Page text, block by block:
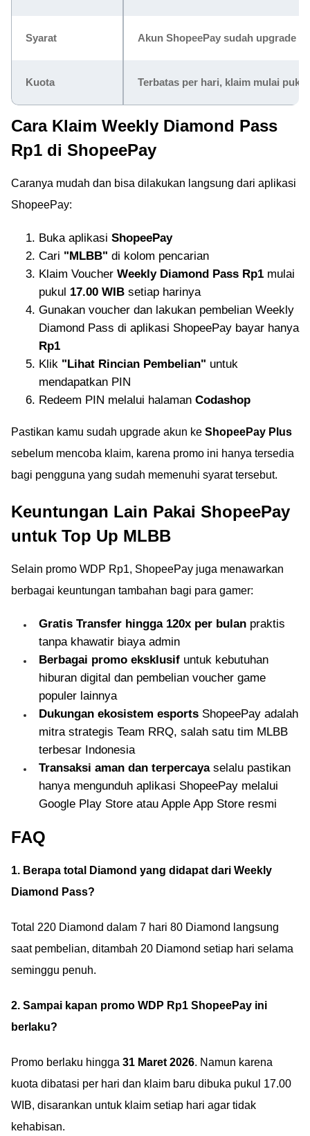
Syarat Akun ShopeePay sudah upgrade
Kuota Terbatas per hari, klaim mulai pukul
Cara Klaim Weekly Diamond Pass
Rp1 di ShopeePay
Caranya mudah dan bisa dilakukan langsung dari aplikasi
ShopeePay:
Buka aplikasi ShopeePay
Cari "MLBB" di kolom pencarian
Klaim Voucher Weekly Diamond Pass Rp1 mulai
pukul 17.00 WIB setiap harinya
Gunakan voucher dan lakukan pembelian Weekly
Diamond Pass di aplikasi ShopeePay bayar hanya
Rp1
Klik "Lihat Rincian Pembelian" untuk
mendapatkan PIN
Redeem PIN melalui halaman Codashop
Pastikan kamu sudah upgrade akun ke ShopeePay Plus
sebelum mencoba klaim, karena promo ini hanya tersedia
bagi pengguna yang sudah memenuhi syarat tersebut.
Keuntungan Lain Pakai ShopeePay
untuk Top Up MLBB
Selain promo WDP Rp1, ShopeePay juga menawarkan
berbagai keuntungan tambahan bagi para gamer:
Gratis Transfer hingga 120x per bulan praktis
tanpa khawatir biaya admin
Berbagai promo eksklusif untuk kebutuhan
hiburan digital dan pembelian voucher game
populer lainnya
Dukungan ekosistem esports ShopeePay adalah
mitra strategis Team RRQ, salah satu tim MLBB
terbesar Indonesia
Transaksi aman dan terpercayaselalu pastikan
hanya mengunduh aplikasi ShopeePay melalui
Google Play Store atau Apple App Store resmi
FAQ
1. Berapa total Diamond yang didapat dari Weekly
Diamond Pass?
Total 220 Diamond dalam 7 hari 80 Diamond langsung
saat pembelian, ditambah 20 Diamond setiap hari selama
seminggu penuh.
2. Sampai kapan promo WDP Rp1 ShopeePay ini
berlaku?
Promo berlaku hingga 31 Maret 2026. Namun karena
kuota dibatasi per hari dan klaim baru dibuka pukul 17.00
WIB, disarankan untuk klaim setiap hari agar tidak
kehabisan.